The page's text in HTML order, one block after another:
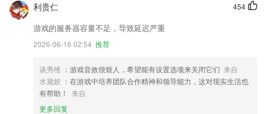
454
利贵仁
游戏的服务器容量不足，导致延迟严重
2026-06-16 02:54 推荐
谈秀维 ：游戏音效很烦人，希望能有设置选项来关闭它们 来自
水黛姣 ：在游戏中培养团队合作精神和领导能力，这对现实生活也
有帮助！
来自
更多回复